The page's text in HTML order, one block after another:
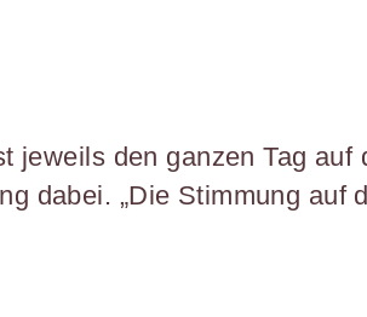
jeweils den ganzen Tag
dabei. „Die Stimmung auf